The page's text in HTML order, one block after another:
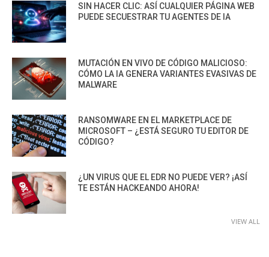
SIN HACER CLIC: ASÍ CUALQUIER PÁGINA WEB
PUEDE SECUESTRAR TU AGENTES DE IA
MUTACIÓN EN VIVO DE CÓDIGO MALICIOSO:
CÓMO LA IA GENERA VARIANTES EVASIVAS DE
MALWARE
RANSOMWARE EN EL MARKETPLACE DE
MICROSOFT – ¿ESTÁ SEGURO TU EDITOR DE
CÓDIGO?
¿UN VIRUS QUE EL EDR NO PUEDE VER? ¡ASÍ
TE ESTÁN HACKEANDO AHORA!
VIEW ALL